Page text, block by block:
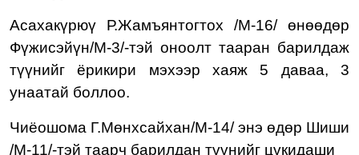
Асахакүрюү Р.Жамъянтогтох /М-16/ өнөөдөр
Фүжисэйүн/М-3/-тэй оноолт тааран барилдаж
түүнийг ёрикири мэхээр хаяж 5 даваа,3
унаатай боллоо.
Чиёошома Г.Мөнхсайхан/М-14/ энэ өдөр Шиши
/М-11/-тэй таарч барилдан түүнийг цүкидаши